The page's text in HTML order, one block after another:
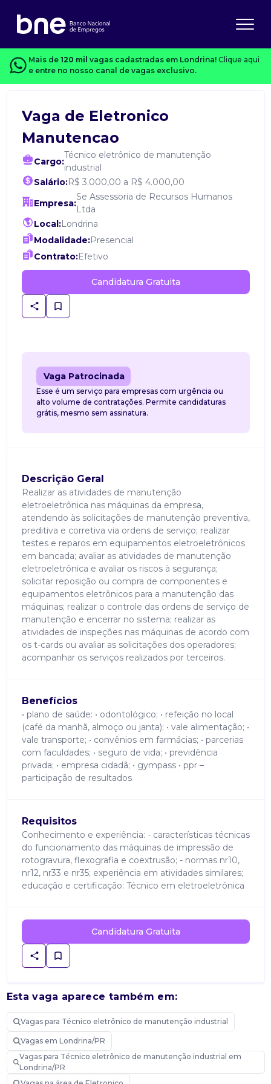
Mais de 120 mil vagas cadastradas em Londrina! Clique aqui
e entre no nosso canal de vagas exclusivo.
Vaga de Eletronico
Manutencao
Cargo:
Técnico eletrônico de manutenção
industrial
Salário:R$ 3.000,00 a R$ 4.000,00
Empresa:
Se Assessoria de Recursos Humanos
Ltda
Local:Londrina
Modalidade:Presencial
Contrato:Efetivo
Candidatura Gratuita
Vaga Patrocinada
Esse é um serviço para empresas com urgência ou
alto volume de contratações. Permite candidaturas
grátis, mesmo sem assinatura.
Descrição Geral
Realizar as atividades de manutenção
eletroeletrônica nas máquinas da empresa,
atendendo às solicitações de manutenção preventiva,
preditiva e corretiva via ordens de serviço; realizar
testes e reparos em equipamentos eletroeletrônicos
em bancada; avaliar as atividades de manutenção
eletroeletrônica e avaliar os riscos à segurança;
solicitar reposição ou compra de componentes e
equipamentos eletrônicos para a manutenção das
máquinas; realizar o controle das ordens de serviço de
manutenção e encerrar no sistema; realizar as
atividades de inspeções nas máquinas de acordo com
os t-cards ou avaliar as solicitações dos operadores;
acompanhar os serviços realizados por terceiros.
Benefícios
• plano de saúde: • odontológico; • refeição no local
(café da manhã, almoço ou janta); • vale alimentação; •
vale transporte; • convênios em farmácias; • parcerias
com faculdades; • seguro de vida; • previdência
privada; • empresa cidadã; • gympass • ppr –
participação de resultados
Requisitos
Conhecimento e experiência: - características técnicas
do funcionamento das máquinas de impressão de
rotogravura, flexografia e coextrusão; - normas nr10,
nr12, nr33 e nr35; experiência em atividades similares;
educação e certificação: Técnico em eletroeletrônica
Candidatura Gratuita
Esta vaga aparece também em:
Vagas para Técnico eletrônico de manutenção industrial
Vagas em Londrina/PR
Vagas para Técnico eletrônico de manutenção industrial em
Londrina/PR